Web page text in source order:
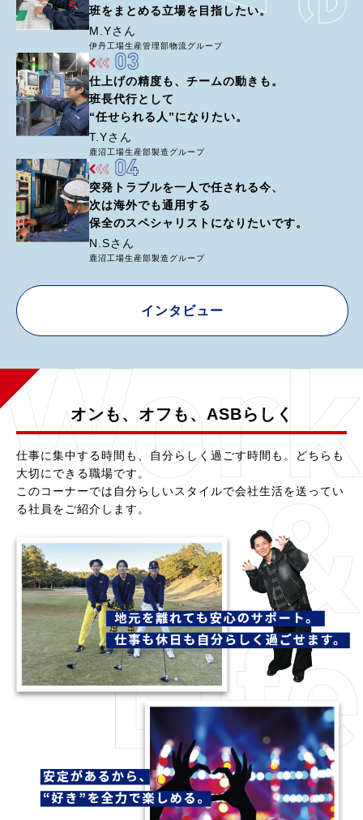
班をまとめる立場を目指したい。
M.Yさん
伊丹工場生産管理部物流グループ
仕上げの精度も、チームの動きも。
班長代行として
“任せられる人”になりたい。
T.Yさん
鹿沼工場生産部製造グループ
突発トラブルを一人で任される今、
次は海外でも通用する
保全のスペシャリストになりたいです。
N.Sさん
鹿沼工場生産部製造グループ
インタビュー
オンも、オフも、ASBらしく
仕事に集中する時間も、自分らしく過ごす時間も。どちらも
大切にできる職場です。
このコーナーでは自分らしいスタイルで会社生活を送ってい
る社員をご紹介します。